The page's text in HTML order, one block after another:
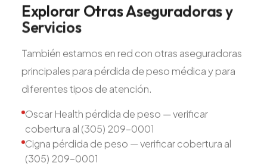
ExplorarOtrasAseguradorasy
Servicios
También estamos en red con otras aseguradoras
principales para pérdida de peso médica y para
diferentes tipos de atención.
Oscar Health pérdida de peso — verificar
cobertura al (305) 209-0001
Cigna pérdida de peso — verificar cobertura al
(305) 209-0001